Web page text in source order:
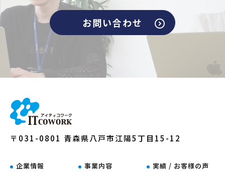
お問い合わせ
〒031-0801 青森県八戸市江陽5丁目15-12
企業情報 事業内容 実績 / お客様の声